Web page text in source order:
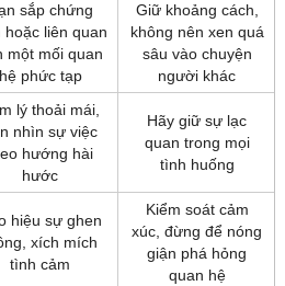
sắp chứng
hoặc liên quan
một mối quan
hệ phức tạp
Giữ khoảng cách,
không nên xen quá
sâu vào chuyện
người khác
lý thoải mái,
nhìn sự việc
hướng hài
hước
Hãy giữ sự lạc
quan trong mọi
tình huống
hiệu sự ghen
xích mích
tình cảm
Kiểm soát cảm
xúc, đừng để nóng
giận phá hỏng
quan hệ